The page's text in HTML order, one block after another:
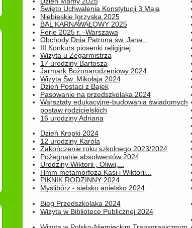
Święto Uchwalenia Konstytucji 3 Maja
Niebieskie Igrzyska 2025
BAL KARNAWAŁOWY 2025
Ferie 2025 r. -Warszawa
Obchody Dnia Patrona św. Jana...
III Konkurs piosenki religijnej
Wizyta u Zegarmistrza
17 urodziny Bartosza
Jarmark Bożonarodzeniowy 2024
Wizyta Św. Mikołaja 2024
Dzień Postaci z Bajek
Pasowanie na przedszkolaka 2024
Warsztaty edukacyjne-budowania świadomych
postaw rodzicielskich
16 urodziny Adriana
Dzień Kropki 2024
12 urodziny Karola
Zakończenie roku szkolnego 2023/2024
Pożegnanie absolwentów 2024
Urodziny Wiktorii , Oliwii,...
Hmm metamorfoza Kasi i Wiktorii...
PIKNIK RODZINNY 2024
Myślibórz - sielsko anielsko 2024
Bieg Przedszkolaka 2024
Wizyta w Bibliotece Publicznej 2024